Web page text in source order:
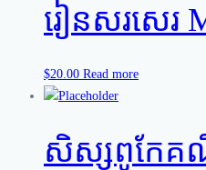
រៀនសរសេរ
$20.00 Read more
សិស្សពូកែគ